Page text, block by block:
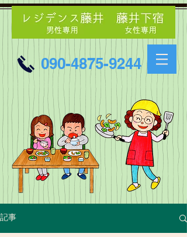
090-4875-9244
記事